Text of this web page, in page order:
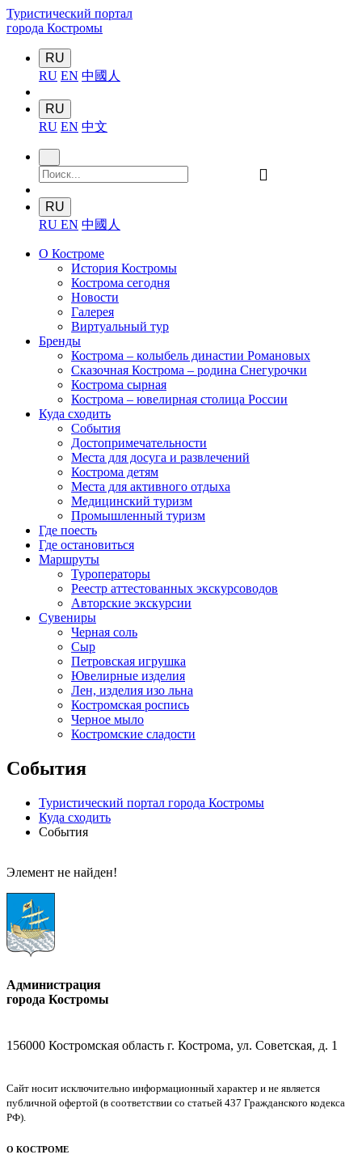
Туристический портал
города Костромы
RU
RU EN 中國人
RU
RU EN 中文
󰍉
RU
RU EN 中國人
О Костроме
История Костромы
Кострома сегодня
Новости
Галерея
Виртуальный тур
Бренды
Кострома – колыбель династии Романовых
Сказочная Кострома – родина Снегурочки
Кострома сырная
Кострома – ювелирная столица России
Куда сходить
События
Достопримечательности
Места для досуга и развлечений
Кострома детям
Места для активного отдыха
Медицинский туризм
Промышленный туризм
Где поесть
Где остановиться
Маршруты
Туроператоры
Реестр аттестованных экскурсоводов
Авторские экскурсии
Сувениры
Черная соль
Сыр
Петровская игрушка
Ювелирные изделия
Лен, изделия изо льна
Костромская роспись
Черное мыло
Костромские сладости
События
Туристический портал города Костромы
Куда сходить
События
Элемент не найден!
Администрация
города Костромы
156000 Костромская область г. Кострома, ул. Советская, д. 1
Сайт носит исключительно информационный характер и не является
публичной офертой (в соответствии со статьей 437 Гражданского кодекса
РФ).
О КОСТРОМЕ